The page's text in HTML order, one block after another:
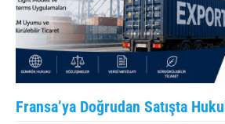
Fransa’ya Doğrudan Satışta